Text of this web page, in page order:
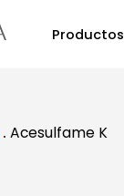
Productos
Acesulfame K